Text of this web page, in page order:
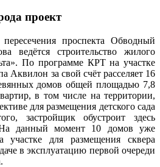
проект
проспекта Обводный
ведётся строительство жилого
По программе КРТ на участке
Аквилон за свой счёт расселяет 16
домов общей площадью 7,8
в том числе на территории,
для размещения детского сада
застройщик обустроит здесь
данный момент 10 домов уже
участке для размещения сквера
в эксплуатацию первой очереди